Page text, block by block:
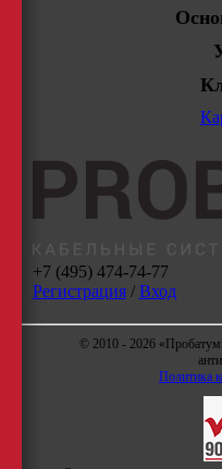
+7 (495) 474-74-77
Регистрация/ Вход
© 2010 - 2026
Политика